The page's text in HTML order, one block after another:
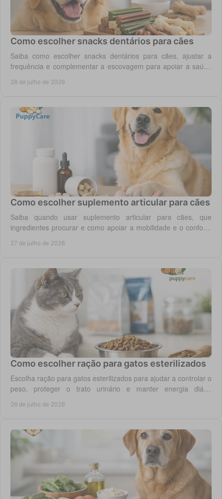
Como escolher snacks dentários para cães
Saiba como escolher snacks dentários para cães, ajustar a
frequência e complementar a escovagem para apoiar a saúde
28 de julho de 2026
Como escolher suplemento articular para cães
Saiba quando usar suplemento articular para cães, que
ingredientes procurar e como apoiar a mobilidade e o conforto
27 de julho de 2026
Como escolher ração para gatos esterilizados
Escolha ração para gatos esterilizados para ajudar a controlar o
peso, proteger o trato urinário e manter energia diária
26 de julho de 2026